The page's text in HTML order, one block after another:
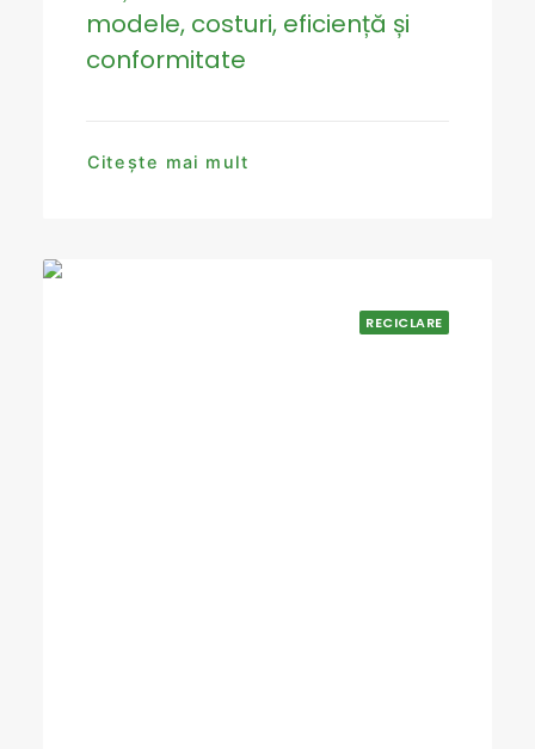
modele, costuri, eficiență și
conformitate
Citește mai mult
RECICLARE